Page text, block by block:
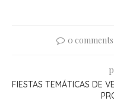
0 comments
FIESTAS TEMÁTICAS DE